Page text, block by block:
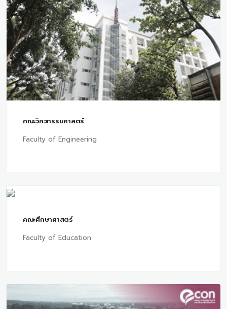
คณะวิศวกรรมศาสตร์
Faculty of Engineering
คณะศึกษาศาสตร์
Faculty of Education